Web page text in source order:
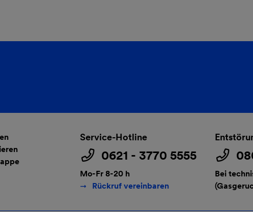
Service-Hotline
0621 - 3770 5555
Mo-Fr 8-20 h
Rückruf vereinbaren
Bei